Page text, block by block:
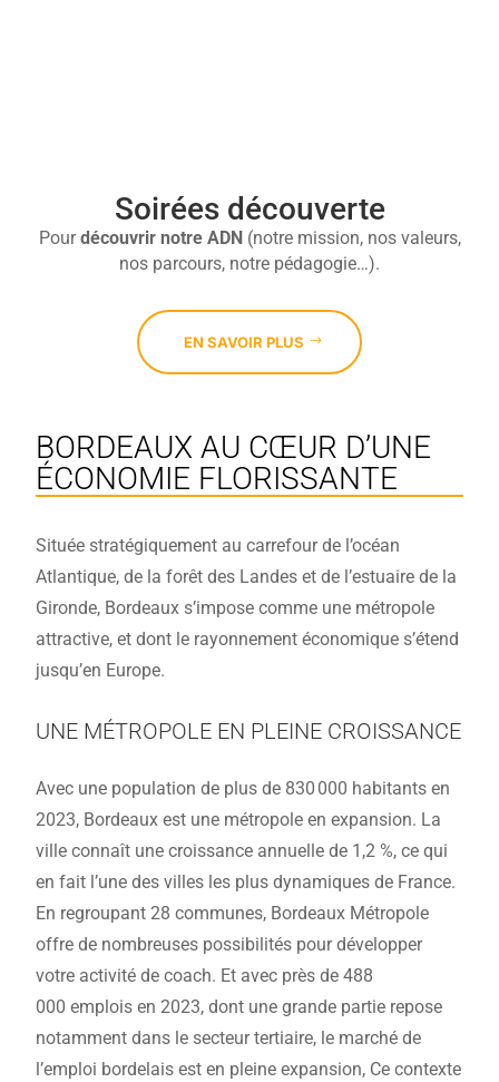
Soirées découverte
Pourdécouvrir notre ADN (notre mission, nos valeurs,
nos parcours, notre pédagogie…).
EN SAVOIR PLUS
BORDEAUX AU CŒUR D’UNE
ÉCONOMIE FLORISSANTE
Située stratégiquement au carrefour de l’océan
Atlantique, de la forêt des Landes et de l’estuaire de la
Gironde, Bordeaux s’impose comme une métropole
attractive, et dont le rayonnement économique s’étend
jusqu’en Europe.
UNE MÉTROPOLE EN PLEINE CROISSANCE
Avec une population de plus de 830 000 habitants en
2023, Bordeaux est une métropole en expansion. La
ville connaît une croissance annuelle de 1,2 %, ce qui
en fait l’une des villes les plus dynamiques de France.
En regroupant 28 communes, Bordeaux Métropole
offre de nombreuses possibilités pour développer
votre activité de coach. Et avec près de 488
000 emplois en 2023, dont une grande partie repose
notamment dans le secteur tertiaire, le marché de
l’emploi bordelais est en pleine expansion, Ce contexte